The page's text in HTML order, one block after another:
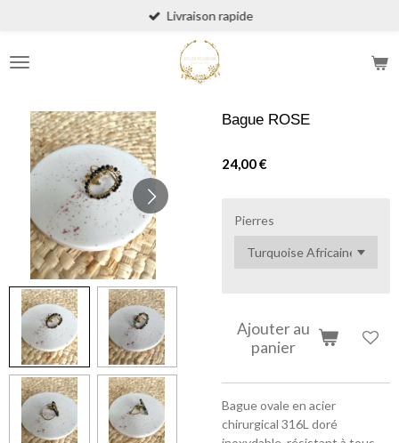
contenu
principal
Livraison rapide
Bague ROSE
24,00 €
Pierres
Ajouter au
panier
Bague ovale en acier
chirurgical 316L doré